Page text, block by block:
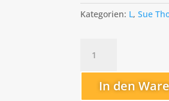
Kategorien: L,Sue
Flirt
Menge
In den